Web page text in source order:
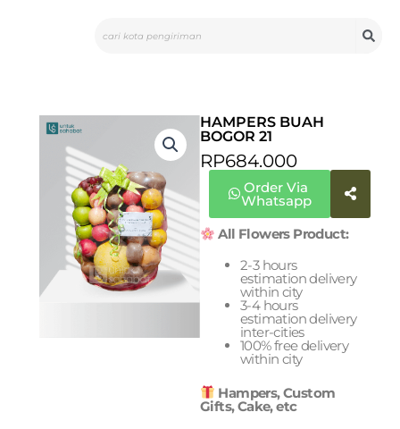
HAMPERS BUAH
BOGOR 21
RP684.000
Order Via
Whatsapp
All Flowers Product:
2-3 hours
estimation delivery
within city
3-4 hours
estimation delivery
inter-cities
100% free delivery
within city
Hampers, Custom
Gifts, Cake, etc